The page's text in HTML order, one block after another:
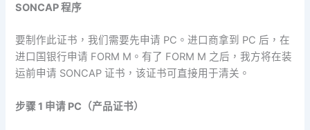
SONCAP 程序
要制作此证书，我们需要先申请 PC。进口商拿到 PC 后，在
进口国银行申请 FORM M。有了 FORM M 之后，我方将在装
运前申请 SONCAP 证书，该证书可直接用于清关。
步骤 1 申请 PC（产品证书）